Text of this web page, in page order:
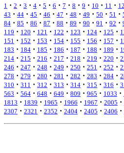
1 · 2 · 3 · 4 · 5 · 6 · 7 · 8 · 9 · 10 · 11 · 12
43 · 44 · 45 · 46 · 47 · 48 · 49 · 50 · 51 ·
84 · 85 · 86 · 87 · 88 · 89 · 90 · 91 · 92 ·
119 · 120 · 121 · 122 · 123 · 124 · 125 ·
151 · 152 · 153 · 154 · 155 · 156 · 157 ·
183 · 184 · 185 · 186 · 187 · 188 · 189 ·
214 · 215 · 216 · 217 · 218 · 219 · 220 ·
246 · 247 · 248 · 249 · 250 · 251 · 252 ·
278 · 279 · 280 · 281 · 282 · 283 · 284 ·
310 · 311 · 312 · 313 · 314 · 315 · 316 ·
563 · 564 · 648 · 649 · 809 · 965 · 1033 ·
1813 · 1839 · 1965 · 1966 · 1967 · 2005 ·
2307 · 2321 · 2352 · 2404 · 2405 · 2406 ·